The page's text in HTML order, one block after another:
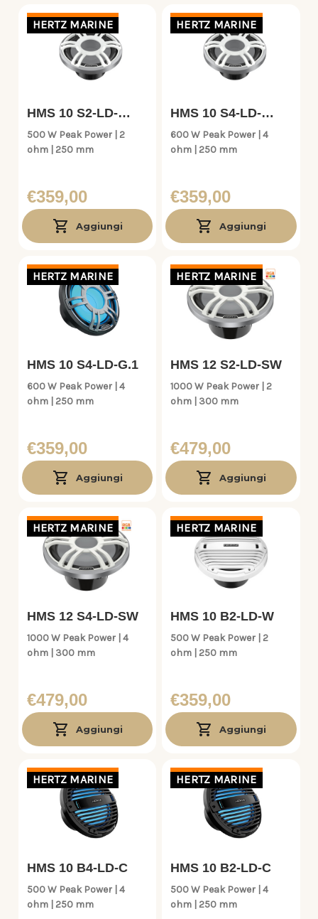
HERTZ MARINE
HMS 10 S2-LD-
SW.1
500 W Peak Power | 2
ohm | 250 mm
€359,00
Aggiungi
HERTZ MARINE
HMS 10 S4-LD-
SW.1
600 W Peak Power | 4
ohm | 250 mm
€359,00
Aggiungi
HERTZ MARINE
HMS 10 S4-LD-G.1
600 W Peak Power | 4
ohm | 250 mm
€359,00
Aggiungi
HERTZ MARINE
HMS 12 S2-LD-SW
1000 W Peak Power | 2
ohm | 300 mm
€479,00
Aggiungi
HERTZ MARINE
HMS 12 S4-LD-SW
1000 W Peak Power | 4
ohm | 300 mm
€479,00
Aggiungi
HERTZ MARINE
HMS 10 B2-LD-W
500 W Peak Power | 2
ohm | 250 mm
€359,00
Aggiungi
HERTZ MARINE
HMS 10 B4-LD-C
500 W Peak Power | 4
ohm | 250 mm
HERTZ MARINE
HMS 10 B2-LD-C
500 W Peak Power | 4
ohm | 250 mm